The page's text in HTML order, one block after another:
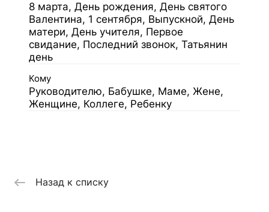
8 марта, День рождения, День святого
Валентина, 1 сентября, Выпускной, День
матери, День учителя, Первое
свидание, Последний звонок, Татьянин
день
Кому
Руководителю, Бабушке, Маме, Жене,
Женщине, Коллеге, Ребенку
Назад к списку